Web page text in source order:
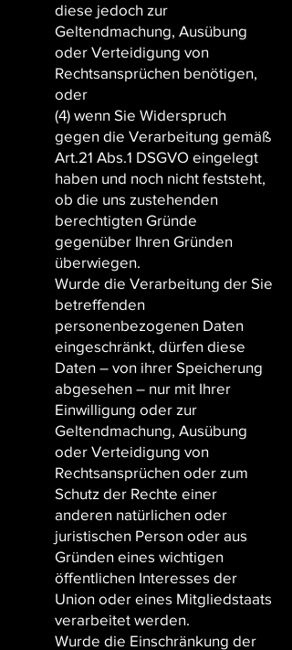
diese jedoch zur
Geltendmachung, Ausübung
oder Verteidigung von
Rechtsansprüchen benötigen,
oder
(4) wenn Sie Widerspruch
gegen die Verarbeitung gemäß
Art.21 Abs.1 DSGVO eingelegt
haben und noch nicht feststeht,
ob die uns zustehenden
berechtigten Gründe
gegenüber Ihren Gründen
überwiegen.
Wurde die Verarbeitung der Sie
betreffenden
personenbezogenen Daten
eingeschränkt, dürfen diese
Daten – von ihrer Speicherung
abgesehen – nur mit Ihrer
Einwilligung oder zur
Geltendmachung, Ausübung
oder Verteidigung von
Rechtsansprüchen oder zum
Schutz der Rechte einer
anderen natürlichen oder
juristischen Person oder aus
Gründen eines wichtigen
öffentlichen Interesses der
Union oder eines Mitgliedstaats
verarbeitet werden.
Wurde die Einschränkung der